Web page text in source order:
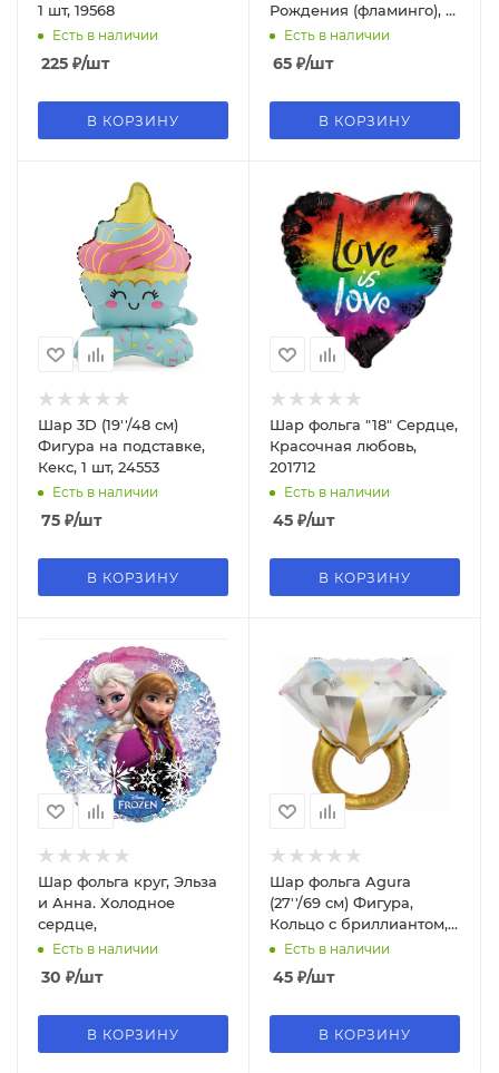
1 шт, 19568
Есть в наличии
225 ₽/шт
В КОРЗИНУ
Рождения (фламинго), 1
шт., 401591
Есть в наличии
65 ₽/шт
В КОРЗИНУ
Шар 3D (19''/48 см)
Фигура на подставке,
Кекс, 1 шт, 24553
Есть в наличии
75 ₽/шт
В КОРЗИНУ
Шар фольга "18" Сердце,
Красочная любовь,
201712
Есть в наличии
45 ₽/шт
В КОРЗИНУ
Шар фольга круг, Эльза
и Анна. Холодное
сердце,
Есть в наличии
30 ₽/шт
В КОРЗИНУ
Шар фольга Agura
(27''/69 см) Фигура,
Кольцо с бриллиантом,
Золото, 1 шт. 180762
Есть в наличии
45 ₽/шт
В КОРЗИНУ